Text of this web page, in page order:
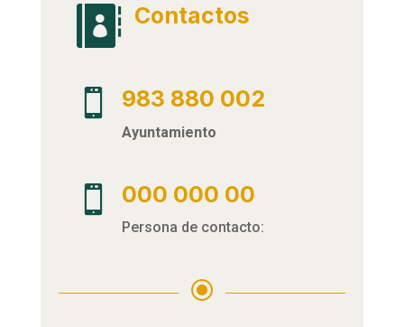
 Contactos
 983 880 002
Ayuntamiento
 000 000 00
Persona de contacto:
\